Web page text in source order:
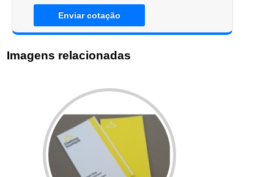
Enviar cotação
Imagens relacionadas